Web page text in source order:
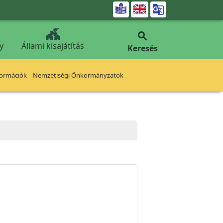

Állami kisajátítás

Keresés
Nemzetiségi Önkormányzatok